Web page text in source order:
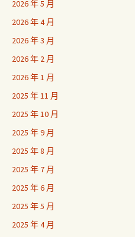
2026 年 5 月
2026 年 4 月
2026 年 3 月
2026 年 2 月
2026 年 1 月
2025 年 11 月
2025 年 10 月
2025 年 9 月
2025 年 8 月
2025 年 7 月
2025 年 6 月
2025 年 5 月
2025 年 4 月